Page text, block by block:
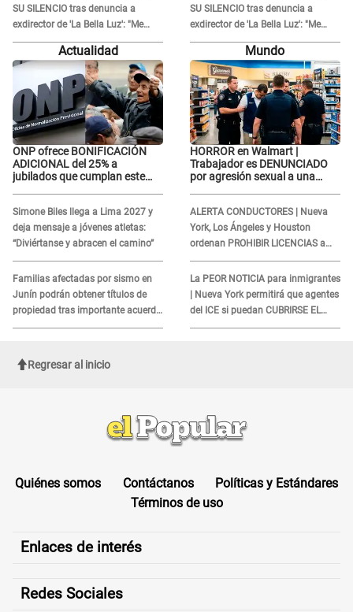
SU SILENCIO tras denuncia a
exdirector de 'La Bella Luz': "Me
basta con que ella esté bien"
SU SILENCIO tras denuncia a
exdirector de 'La Bella Luz': "Me
basta con que ella esté bien"
Actualidad
ONP ofrece BONIFICACIÓN
ADICIONAL del 25% a
jubilados que cumplan este
Simone Biles llega a Lima 2027 y
deja mensaje a jóvenes atletas:
“Diviértanse y abracen el camino”
Familias afectadas por sismo en
Junín podrán obtener títulos de
propiedad tras importante acuerdo
de Cofopri
Mundo
HORROR en Walmart |
Trabajador es DENUNCIADO
por agresión sexual a una
ALERTA CONDUCTORES | Nueva
York, Los Ángeles y Houston
ordenan PROHIBIR LICENCIAS a
quienes no presenten ESTE
DOCUMENTO
La PEOR NOTICIA para inmigrantes
| Nueva York permitirá que agentes
del ICE si puedan CUBRIRSE EL
ROSTRO
Regresar al inicio
Quiénes somos Contáctanos
Políticas y Estándares
Términos de uso
Enlaces de interés
Redes Sociales